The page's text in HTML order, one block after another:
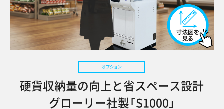
硬貨収納量の向上と省スペース設計
グローリー社製「S1000」